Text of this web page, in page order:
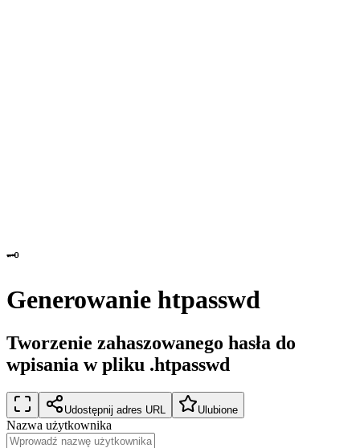
🗝️
Generowanie htpasswd
Tworzenie zahaszowanego hasła do
wpisania w pliku .htpasswd
Udostępnij adres URL Ulubione
Nazwa użytkownika